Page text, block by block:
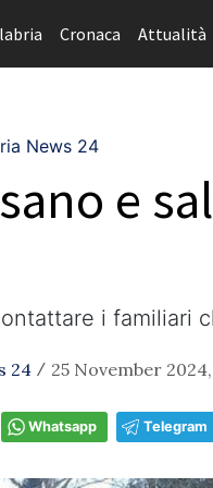
Cronaca Attualità
News 24
e
i familiari
24 / 25 November 2024,
Whatsapp Telegram